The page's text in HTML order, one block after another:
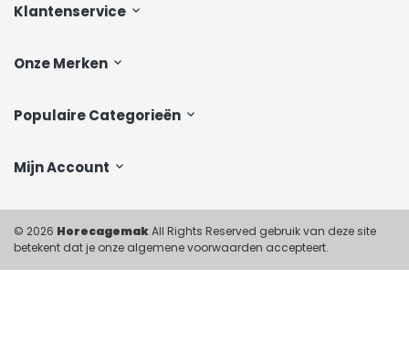
Klantenservice
Onze Merken
Populaire Categorieën
Mijn Account
© 2026 HorecagemakAll Rights Reserved gebruik van deze site
betekent dat je onze algemene voorwaarden accepteert.